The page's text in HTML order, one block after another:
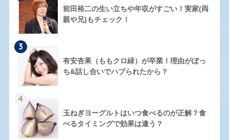
前田裕二の生い立ちや年収がすごい！実家(両
親や兄)もチェック！
3
有安杏果（ももクロ緑）が卒業！理由がぼっ
ち&話し合いでハブられたから？
4
玉ねぎヨーグルトはいつ食べるのが正解？食
べるタイミングで効果は違う？